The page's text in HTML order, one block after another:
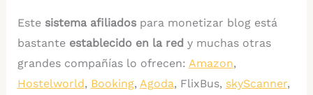
Este sistema afiliadospara monetizar blog está
bastante establecido en la red y muchas otras
grandes compañías lo ofrecen: Amazon,
Hostelworld, Booking, Agoda, FlixBus, skyScanner,